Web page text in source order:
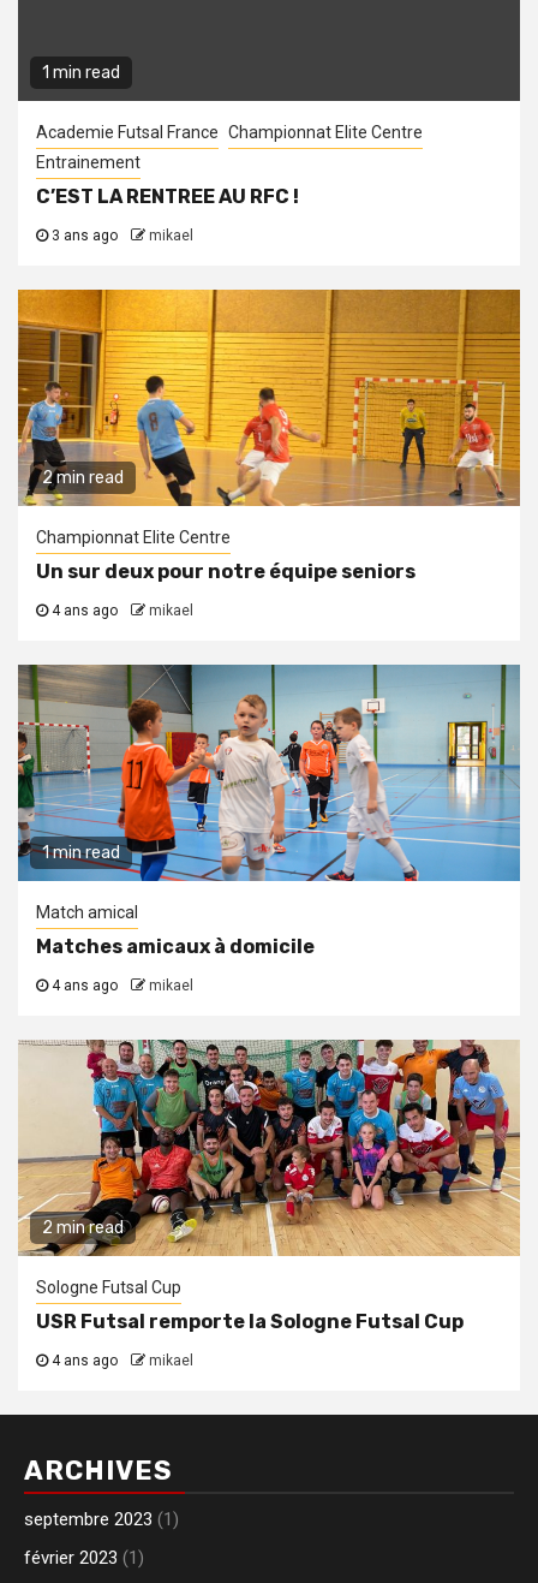
1 min read
Academie Futsal France Championnat Elite Centre
Entrainement
C’EST LA RENTREE AU RFC !
3 ans ago mikael
2 min read
Championnat Elite Centre
Un sur deux pour notre équipe seniors
4 ans ago mikael
1 min read
Match amical
Matches amicaux à domicile
4 ans ago mikael
2 min read
Sologne Futsal Cup
USR Futsal remporte la Sologne Futsal Cup
4 ans ago mikael
ARCHIVES
septembre 2023 (1)
février 2023 (1)